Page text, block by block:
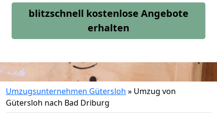
blitzschnell kostenlose Angebote
erhalten
Umzugsunternehmen Gütersloh » Umzug von
Gütersloh nach Bad Driburg